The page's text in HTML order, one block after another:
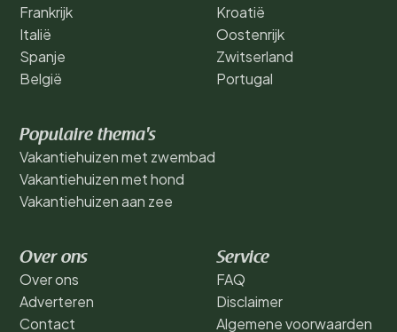
Frankrijk
Italië
Spanje
België
Kroatië
Oostenrijk
Zwitserland
Portugal
Populaire thema's
Vakantiehuizen met zwembad
Vakantiehuizen met hond
Vakantiehuizen aan zee
Over ons
Over ons
Adverteren
Contact
Service
FAQ
Disclaimer
Algemene voorwaarden